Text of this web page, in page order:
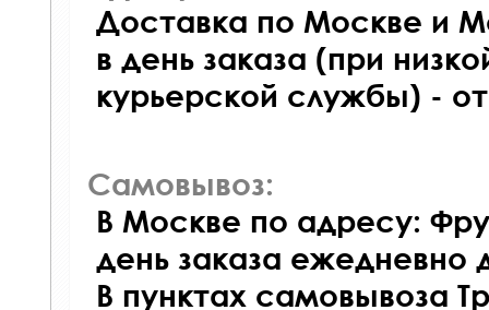
Доставка по Москве и
в день заказа (при
курьерской службы) -
Самовывоз:
В Москве по адресу:
день заказа ежедневно
В пунктах самовывоза